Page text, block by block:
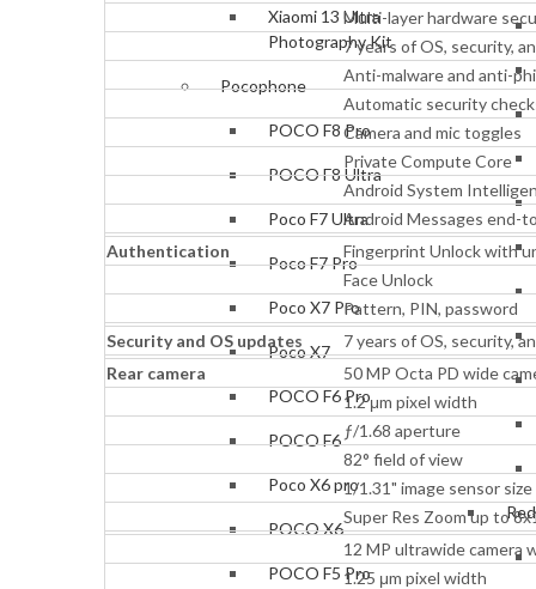
Xiaomi 13 Ultra
Photography Kit
Pocophone
POCO F8 Pro
POCO F8 Ultra
Poco F7 Ultra
Poco F7 Pro
Poco X7 Pro
Poco X7
POCO F6 Pro
POCO F6
Poco X6 pro
POCO X6
POCO F5 Pro
Multi-layer hardware
7 years of OS, security,
Anti-malware and anti-
Automatic security
Camera and mic toggles
Private Compute Core
Android System
Android Messages end-
Authentication
Fingerprint Unlock with
Face Unlock
Pattern, PIN, password
Security and OS updates
7 years of OS, security,
Rear camera
50 MP Octa PD wide
1.2 μm pixel width
ƒ/1.68 aperture
82° field of view
1/1.31" image sensor size
Super Res Zoom up to
12 MP ultrawide camera
1.25 μm pixel width